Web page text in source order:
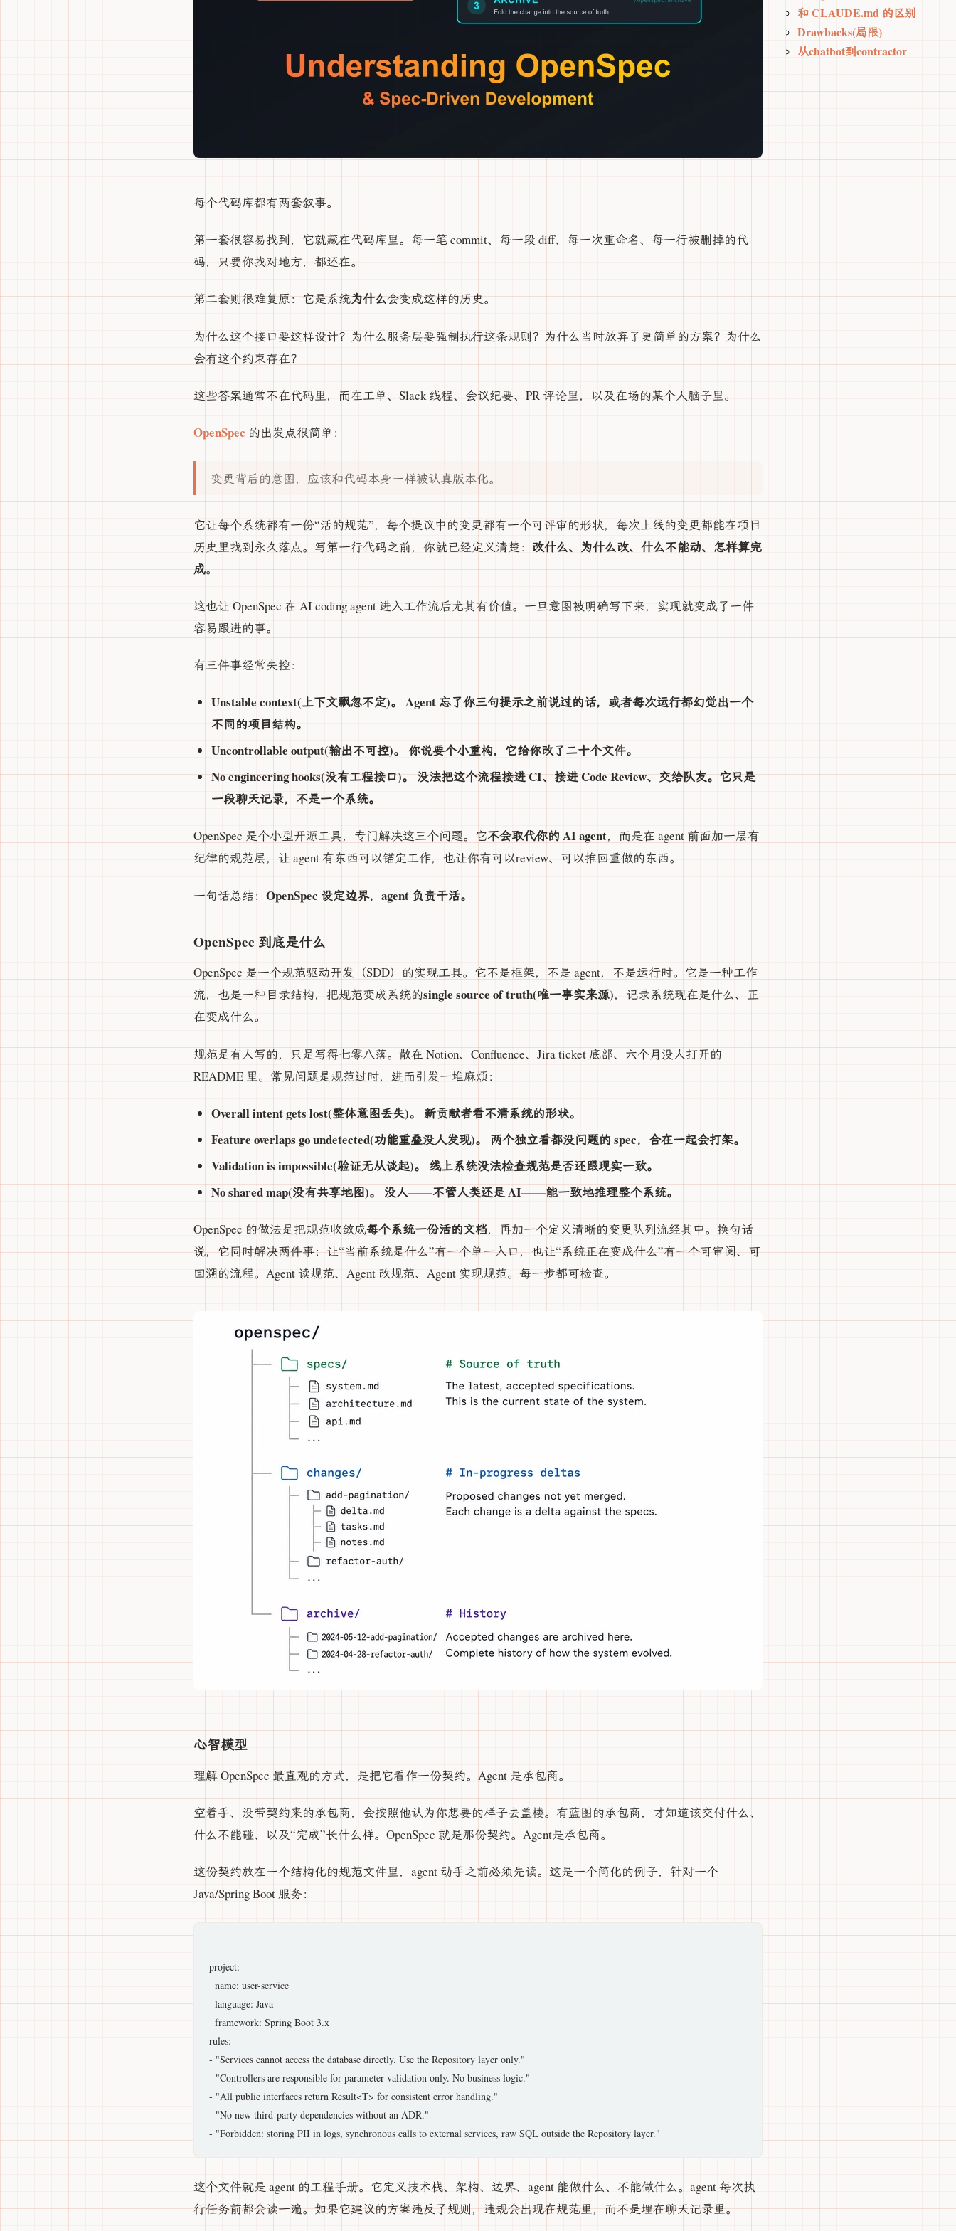
每个代码库都有两套叙事。
第一套很容易找到，它就藏在代码库里。每一笔 commit、每一段 diff、每一次重命名、每一行被删掉的代
码，只要你找对地方，都还在。
第二套则很难复原：它是系统为什么会变成这样的历史。
为什么这个接口要这样设计？为什么服务层要强制执行这条规则？为什么当时放弃了更简单的方案？为什么
会有这个约束存在？
这些答案通常不在代码里，而在工单、Slack 线程、会议纪要、PR 评论里，以及在场的某个人脑子里。
OpenSpec的出发点很简单：
变更背后的意图，应该和代码本身一样被认真版本化。
它让每个系统都有一份“活的规范”，每个提议中的变更都有一个可评审的形状，每次上线的变更都能在项目
历史里找到永久落点。写第一行代码之前，你就已经定义清楚： 改什么、为什么改、什么不能动、怎样算完
成。
这也让 OpenSpec 在 AI coding agent 进入工作流后尤其有价值。一旦意图被明确写下来，实现就变成了一件
容易跟进的事。
有三件事经常失控：
Unstable context(上下文飘忽不定)。 Agent 忘了你三句提示之前说过的话，或者每次运行都幻觉出一个
不同的项目结构。
Uncontrollable output(输出不可控)。 你说要个小重构，它给你改了二十个文件。
No engineering hooks(没有工程接口)。 没法把这个流程接进 CI、接进 Code Review、交给队友。它只是
一段聊天记录，不是一个系统。
OpenSpec 是个小型开源工具，专门解决这三个问题。它不会取代你的 AI agent，而是在 agent 前面加一层有
纪律的规范层，让 agent 有东西可以锚定工作，也让你有可以review、可以推回重做的东西。
一句话总结： OpenSpec 设定边界，agent 负责干活。
OpenSpec 到底是什么
OpenSpec 是一个规范驱动开发（SDD）的实现工具。它不是框架，不是 agent，不是运行时。它是一种工作
流，也是一种目录结构，把规范变成系统的single source of truth(唯一事实来源)，记录系统现在是什么、正
在变成什么。
规范是有人写的，只是写得七零八落。散在 Notion、Confluence、Jira ticket 底部、六个月没人打开的
README 里。常见问题是规范过时，进而引发一堆麻烦：
Overall intent gets lost(整体意图丢失)。 新贡献者看不清系统的形状。
Feature overlaps go undetected(功能重叠没人发现)。 两个独立看都没问题的 spec，合在一起会打架。
Validation is impossible(验证无从谈起)。 线上系统没法检查规范是否还跟现实一致。
No shared map(没有共享地图)。 没人——不管人类还是 AI——能一致地推理整个系统。
OpenSpec 的做法是把规范收敛成每个系统一份活的文档，再加一个定义清晰的变更队列流经其中。换句话
说，它同时解决两件事：让“当前系统是什么”有一个单一入口，也让“系统正在变成什么”有一个可审阅、可
回溯的流程。Agent 读规范、Agent 改规范、Agent 实现规范。每一步都可检查。
心智模型
理解 OpenSpec 最直观的方式，是把它看作一份契约。Agent 是承包商。
空着手、没带契约来的承包商，会按照他认为你想要的样子去盖楼。有蓝图的承包商，才知道该交付什么、
什么不能碰、以及“完成”长什么样。OpenSpec 就是那份契约。Agent是承包商。
这份契约放在一个结构化的规范文件里，agent 动手之前必须先读。这是一个简化的例子，针对一个
Java/Spring Boot 服务：
project:
  name: user-service
  language: Java
  framework: Spring Boot 3.x
rules:
- "Services cannot access the database directly. Use the Repository layer only."
- "Controllers are responsible for parameter validation only. No business logic."
- "All public interfaces return Result<T> for consistent error handling."
- "No new third-party dependencies without an ADR."
这个文件就是 agent 的工程手册。它定义技术栈、架构、边界、agent 能做什么、不能做什么。agent 每次执
行任务前都会读一遍。如果它建议的方案违反了规则，违规会出现在规范里，而不是埋在聊天记录里。
和 CLAUDE.md 的区别
Drawbacks(局限)
从chatbot到contractor